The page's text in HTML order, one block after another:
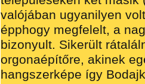
valójában ugyanilyen
épphogy megfelelt, a
bizonyult. Sikerült
orgonaépítőre, akinek
hangszerképe így